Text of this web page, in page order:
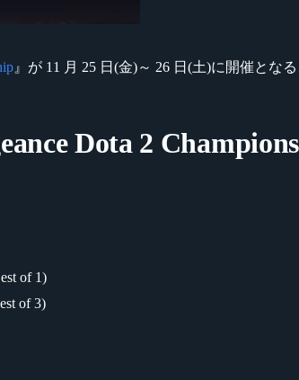
』が 11 月 25 日(金)～ 26 日(土)に開催とな
Dota 2
of 1)
of 3)